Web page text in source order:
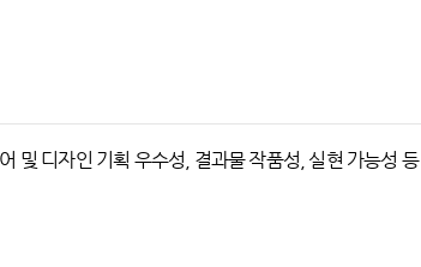
및 디자인 기획 우수성, 결과물 작품성, 실현 가능성 등